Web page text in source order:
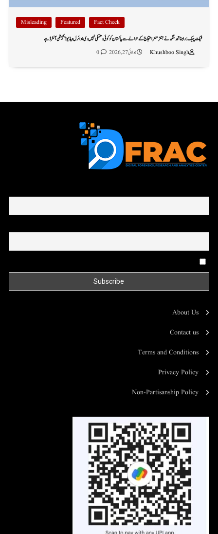
Fact Check
Featured
Misleading
فیکٹ چیک: راجناتھ سنگھ نے جنتر منتر احتجاج کے حوالے سے پاکستان کو کوئی دھمکی نہیں دی؛ وائرل ویڈیو ڈیجیٹلی آلٹرڈ ہے
Khushboo Singh
جولائی 27, 2026 0
About Us
Contact us
Terms and Conditions
Privacy Policy
Non-Partisanship Policy